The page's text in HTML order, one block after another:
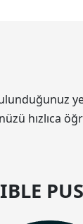
hızlıca